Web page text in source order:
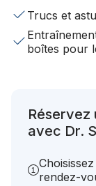
Trucs et
boîtes pour
Réservez
avec Dr.
rendez-